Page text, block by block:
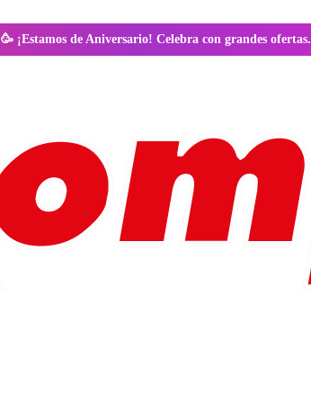
🥳 ¡Estamos de Aniversario! Celebra con grandes ofertas.